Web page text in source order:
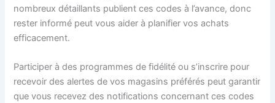
nombreux détaillants publient ces codes à l’avance, donc
rester informé peut vous aider à planifier vos achats
efficacement.
Participer à des programmes de fidélité ou s’inscrire pour
recevoir des alertes de vos magasins préférés peut garantir
que vous recevez des notifications concernant ces codes